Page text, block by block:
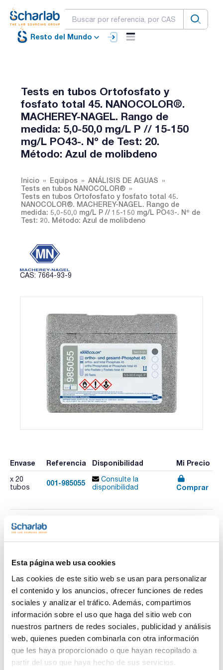
Esta página web usa cookies
Las cookies de este sitio web se usan para personalizar
el contenido y los anuncios, ofrecer funciones de redes
sociales y analizar el tráfico. Además, compartimos
información sobre el uso que haga del sitio web con
nuestros partners de redes sociales, publicidad y análisis
web, quienes pueden combinarla con otra información
que les haya proporcionado o que hayan recopilado a
partir del uso que haya hecho de sus servicios.
Resto del Mundo
Tests en tubos Ortofosfato y
fosfato total 45. NANOCOLOR®.
MACHEREY-NAGEL. Rango de
medida: 5,0-50,0 mg/L P // 15-150
mg/L PO43-. Nº de Test: 20.
Método: Azul de molibdeno
Inicio Equipos
ANÁLISIS DE AGUAS
Tests en tubos NANOCOLOR®
Tests en tubos Ortofosfato y fosfato total 45.
NANOCOLOR®. MACHEREY-NAGEL. Rango de
medida: 5,0-50,0 mg/L P // 15-150 mg/L PO43-. Nº de
Test: 20. Método: Azul de molibdeno
CAS: 7664-93-9
Envase Referencia Disponibilidad Mi Precio
x 20
tubos
001-985055
Consulte la
disponibilidad
Comprar
Imprimir ficha de
producto
Test : Ortofosfato y fosfato total 45
Rango de medida : 5,0-50,0 mg/L P // 15-150 mg/L PO43-
Caducidad (años) : 1
Método : Azul de molibdeno
Pack (u.) : 20 tubos
Los tests en tubos NANOCOLOR® para el análisis
fotométrico convencen por su uso sencillo, y constituyen, la
primera opción para los análisis rutinarios, automonitoreo y
análisis de procesos. Gracias a los reactivos exactamente
predosificados en tubos con un diámetro de 16 mm así
como reactivos adicionales predosificados de forma precisa
se alcanzan resultados de máxima exactitud y fiabilidad.
Ver más
Documentación técnica
TDS / Ficha técnica
COA